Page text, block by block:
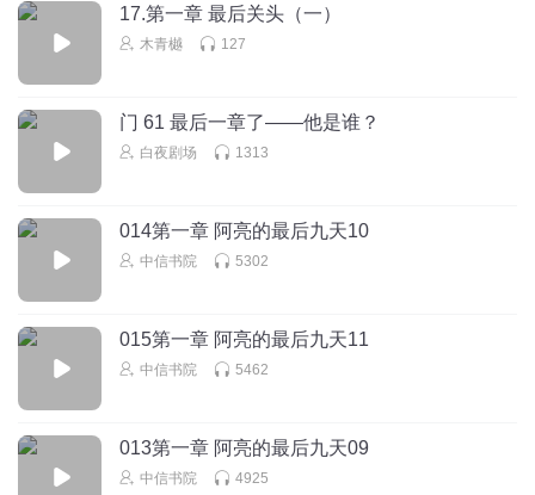
17.第一章 最后关头（一）
木青樾 127
门 61 最后一章了——他是谁？
白夜剧场 1313
014第一章 阿亮的最后九天10
中信书院 5302
015第一章 阿亮的最后九天11
中信书院 5462
013第一章 阿亮的最后九天09
中信书院 4925